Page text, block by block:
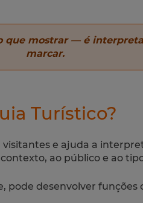
que mostrar — é
marcar.
Turístico?
visitantes e ajuda a
ao público e ao
pode desenvolver funções